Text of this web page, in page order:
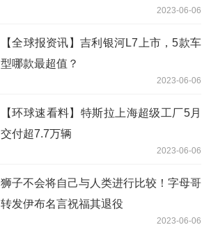
2023-06-06
【全球报资讯】吉利银河L7上市，5款车
型哪款最超值？
2023-06-06
【环球速看料】特斯拉上海超级工厂5月
交付超7.7万辆
2023-06-06
狮子不会将自己与人类进行比较！字母哥
转发伊布名言祝福其退役
2023-06-06